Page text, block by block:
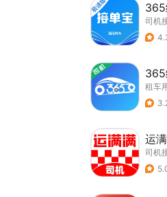
365
司机
365
租车
运
司机